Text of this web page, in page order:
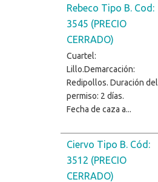
Rebeco Tipo B. Cod:
3545 (PRECIO
CERRADO)
Cuartel:
Lillo.Demarcación:
Redipollos. Duración del
permiso: 2 días.
Fecha de caza a...
Ciervo Tipo B. Cód:
3512 (PRECIO
CERRADO)